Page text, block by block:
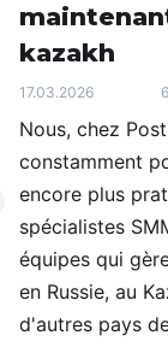
kazakh
17.03.2026
Nous, chez
constamment
encore plus
spécialistes
équipes qui
en Russie, au
d'autres pays